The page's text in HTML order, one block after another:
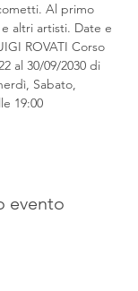
Al primo
altri artisti. Date e
ROVATI Corso
al 30/09/2030 di
Sabato,
19:00
evento